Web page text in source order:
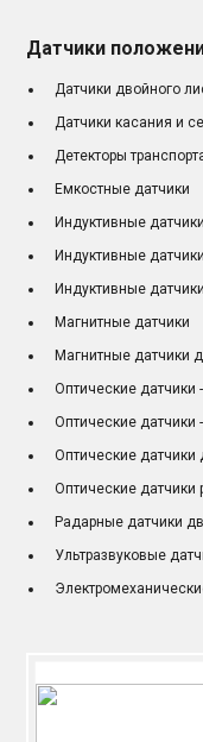
Датчики
Датчики двойного
Датчики касания и
Детекторы
Емкостные датчики
Индуктивные датчики
Индуктивные
Индуктивные
Магнитные датчики
Магнитные датчики
Оптические датчики
Оптические датчики
Оптические
Оптические датчики
Радарные датчики
Ультразвуковые